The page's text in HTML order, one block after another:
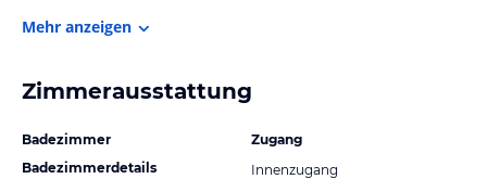
Mehr anzeigen
Zimmerausstattung
Badezimmer
Badezimmerdetails
Zugang
Innenzugang